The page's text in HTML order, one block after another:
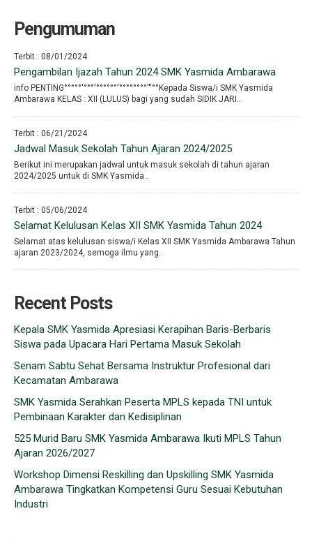
Pengumuman
Terbit : 08/01/2024
Pengambilan Ijazah Tahun 2024 SMK Yasmida Ambarawa
info PENTING°°°°°′°°°′°°°°°°′°°°°°°°°′′′°°Kepada Siswa/i SMK Yasmida
Ambarawa KELAS : XII (LULUS) bagi yang sudah SIDIK JARI..
Terbit : 06/21/2024
Jadwal Masuk Sekolah Tahun Ajaran 2024/2025
Berikut ini merupakan jadwal untuk masuk sekolah di tahun ajaran
2024/2025 untuk di SMK Yasmida..
Terbit : 05/06/2024
Selamat Kelulusan Kelas XII SMK Yasmida Tahun 2024
Selamat atas kelulusan siswa/i Kelas XII SMK Yasmida Ambarawa Tahun
ajaran 2023/2024, semoga ilmu yang..
Recent Posts
Kepala SMK Yasmida Apresiasi Kerapihan Baris-Berbaris
Siswa pada Upacara Hari Pertama Masuk Sekolah
Senam Sabtu Sehat Bersama Instruktur Profesional dari
Kecamatan Ambarawa
SMK Yasmida Serahkan Peserta MPLS kepada TNI untuk
Pembinaan Karakter dan Kedisiplinan
525 Murid Baru SMK Yasmida Ambarawa Ikuti MPLS Tahun
Ajaran 2026/2027
Workshop Dimensi Reskilling dan Upskilling SMK Yasmida
Ambarawa Tingkatkan Kompetensi Guru Sesuai Kebutuhan
Industri